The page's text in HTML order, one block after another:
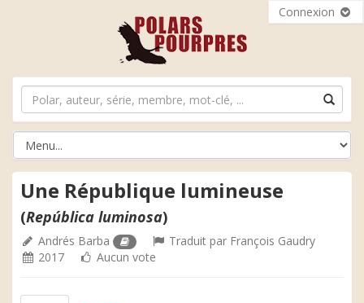
Connexion
Une République lumineuse
(República luminosa)
Andrés Barba Traduit par François Gaudry
2017
Aucun vote